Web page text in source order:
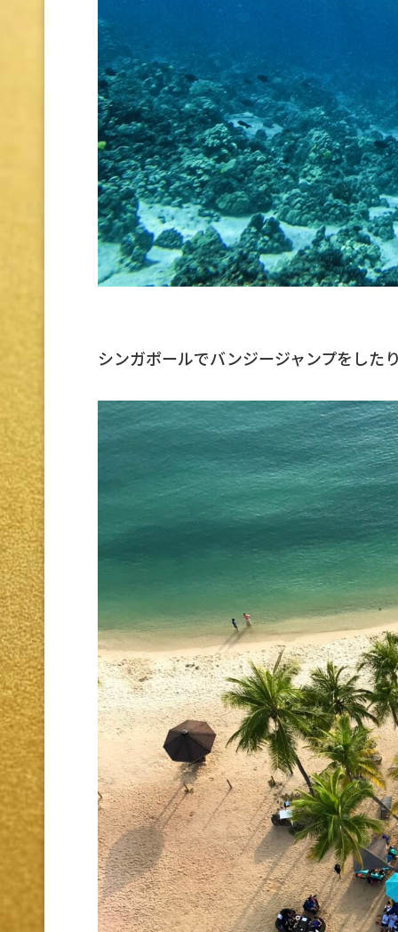
シンガポールでバンジージャンプをした